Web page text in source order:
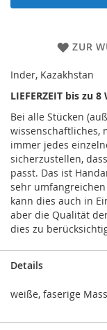
ZUR
Inder, Kazakhstan
LIEFERZEIT bis zu
Bei alle Stücken
wissenschaftliches,
immer jedes
sicherzustellen,
passt. Das ist
sehr
kann dies auch in
aber die Qualität
dies zu
Details
weiße, faserige